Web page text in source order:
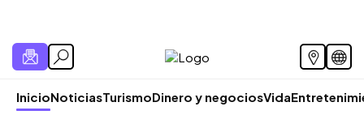
InicioNoticiasTurismoDinero y negociosVida